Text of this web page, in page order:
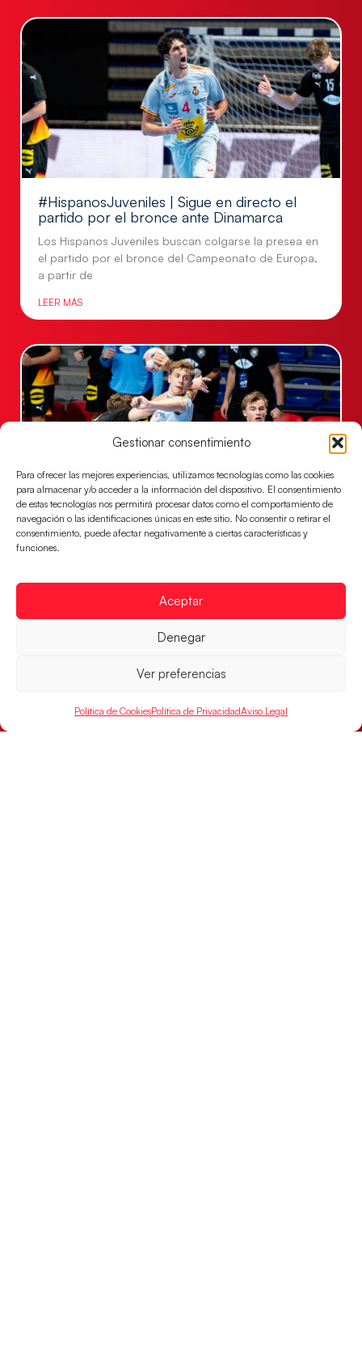
Gestionar consentimiento
Para ofrecer las mejores experiencias, utilizamos tecnologías como las cookies
para almacenar y/o acceder a la información del dispositivo. El consentimiento
de estas tecnologías nos permitirá procesar datos como el comportamiento de
navegación o las identificaciones únicas en este sitio. No consentir o retirar el
consentimiento, puede afectar negativamente a ciertas características y
funciones.
Aceptar
Denegar
Ver preferencias
Política de CookiesPolítica de PrivacidadAviso Legal
#HispanosJuveniles | Sigue en directo el
partido por el bronce ante Dinamarca
Los Hispanos Juveniles buscan colgarse la presea en
el partido por el bronce del Campeonato de Europa,
a partir de
LEER MÁS
Una revancha contra Dinamarca para
conquistar el bronce del EHF EURO 2026
el partido por el bronce del Campeonato de Europa,